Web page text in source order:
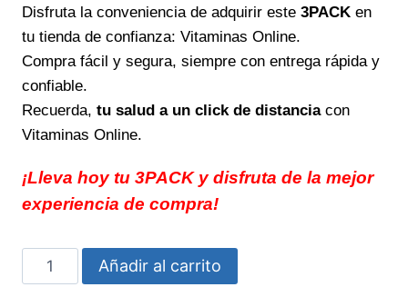
Disfruta la conveniencia de adquirir este 3PACK en
tu tienda de confianza: Vitaminas Online.
Compra fácil y segura, siempre con entrega rápida y
confiable.
Recuerda, tu salud a un click de distanciacon
Vitaminas Online.
¡Lleva hoy tu 3PACK y disfruta de la mejor
experiencia de compra!
NEUROBION
25K
Añadir al carrito